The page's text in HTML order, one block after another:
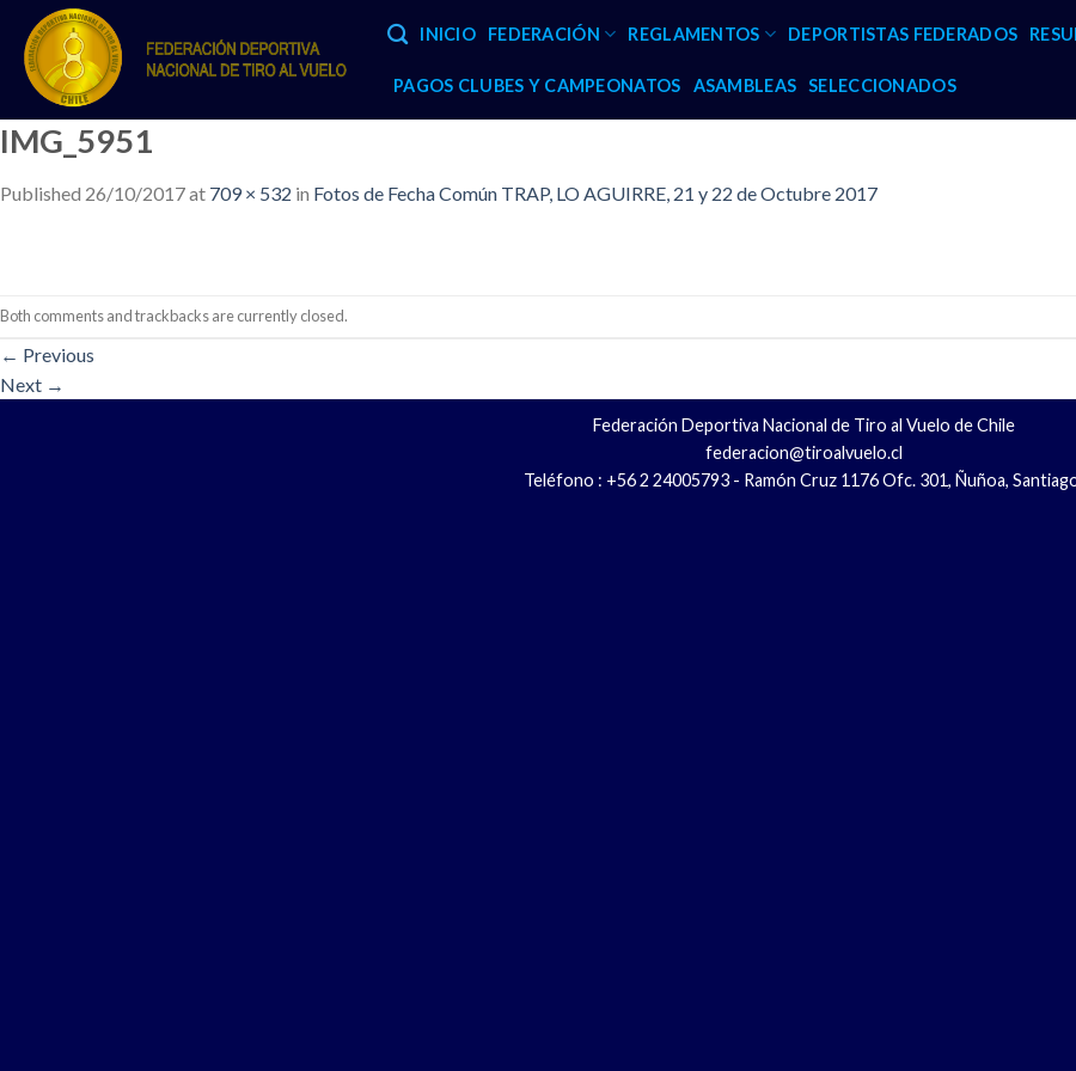
content
INICIO FEDERACIÓN REGLAMENTOS DEPORTISTAS FEDERADOS
PAGOS CLUBES Y CAMPEONATOS ASAMBLEAS SELECCIONADOS
IMG_5951
Published 26/10/2017at 709 × 532 in Fotos de Fecha Común TRAP, LO AGUIRRE, 21 y 22 de Octubre 2017
Both comments and trackbacks are currently closed.
← Previous
Next →
Federación Deportiva Nacional de Tiro al Vuelo de Chile
federacion@tiroalvuelo.cl
Teléfono : +56 2 24005793 - Ramón Cruz 1176 Ofc. 301, Ñuñoa,